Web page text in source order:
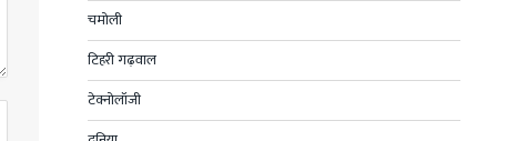
चमोली
टिहरी गढ़वाल
टेक्नोलॉजी